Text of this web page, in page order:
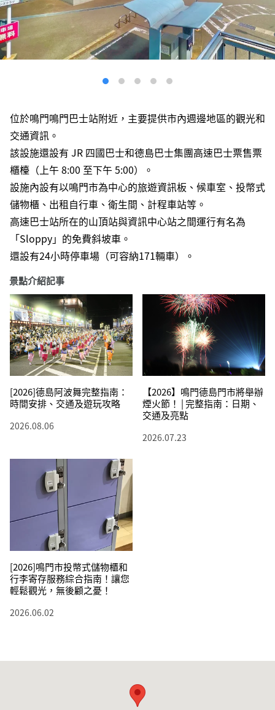
位於鳴門鳴門巴士站附近，主要提供市內週邊地區的觀光和
交通資訊。
該設施還設有 JR 四國巴士和德島巴士集團高速巴士票售票
櫃檯（上午 8:00 至下午 5:00）。
設施內設有以鳴門市為中心的旅遊資訊板、候車室、投幣式
儲物櫃、出租自行車、衛生間、計程車站等。
高速巴士站所在的山頂站與資訊中心站之間運行有名為
「Sloppy」的免費斜坡車。
還設有24小時停車場（可容納171輛車）。
景點介紹記事
[2026]德島阿波舞完整指南：
時間安排、交通及遊玩攻略
2026.08.06
【2026】鳴門德島門市將舉辦
煙火節！ | 完整指南：日期、
交通及亮點
2026.07.23
[2026]鳴門市投幣式儲物櫃和
行李寄存服務綜合指南！讓您
輕鬆觀光，無後顧之憂！
2026.06.02